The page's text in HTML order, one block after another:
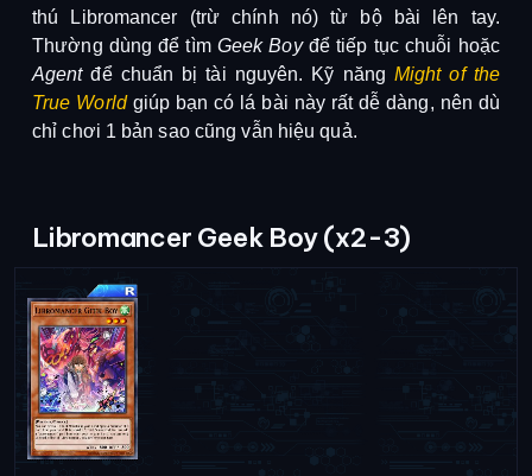
thú Libromancer (trừ chính nó) từ bộ bài lên tay.
Thường dùng để tìm Geek Boyđể tiếp tục chuỗi hoặc
Agentđể chuẩn bị tài nguyên. Kỹ năng Might of the
True Worldgiúp bạn có lá bài này rất dễ dàng, nên dù
chỉ chơi 1 bản sao cũng vẫn hiệu quả.
Libromancer Geek Boy (x2-3)